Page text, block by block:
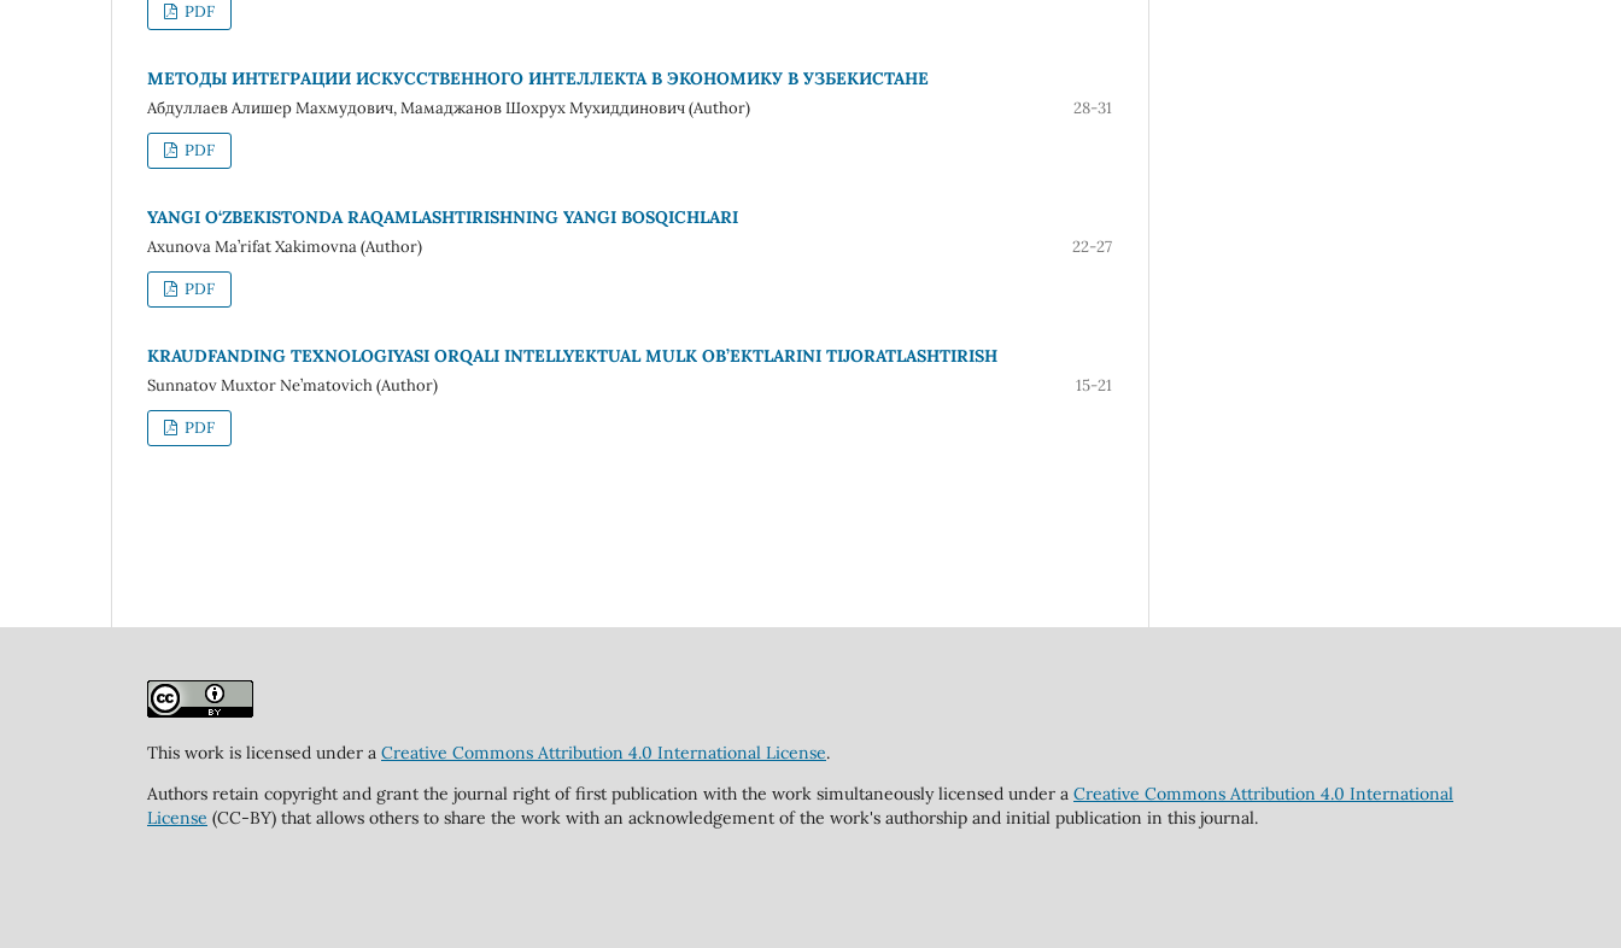
PDF
МЕТОДЫ ИНТЕГРАЦИИ ИСКУССТВЕННОГО ИНТЕЛЛЕКТА В ЭКОНОМИКУ В УЗБЕКИСТАНЕ
Абдуллаев Алишер Махмудович, Мамаджанов Шохрух Мухиддинович (Author) 28-31
PDF
YANGI O‘ZBEKISTONDA RAQAMLASHTIRISHNING YANGI BOSQICHLARI
Axunova Ma’rifat Xakimovna (Author) 22-27
PDF
KRAUDFANDING TEXNOLOGIYASI ORQALI INTELLYEKTUAL MULK OB’EKTLARINI TIJORATLASHTIRISH
Sunnatov Muxtor Ne’matovich (Author) 15-21
PDF
This work is licensed under a Creative Commons Attribution 4.0 International License.
Authors retain copyright and grant the journal right of first publication with the work simultaneously licensed under a Creative Commons Attribution 4.0 International
License (CC-BY) that allows others to share the work with an acknowledgement of the work's authorship and initial publication in this journal.